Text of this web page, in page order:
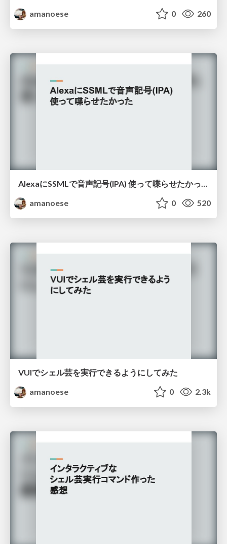
amanoese
0 260
AlexaにSSMLで音声記号(IPA) 使って喋らせたかった
amanoese
0 520
VUIでシェル芸を実行できるようにしてみた
amanoese
0 2.3k